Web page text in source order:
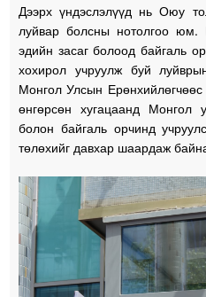
Дээрх үндэслэлүүд нь Оюу
луйвар болсны нотолгоо
эдийн засаг болоод байгаль
хохирол учруулж буй
Монгол Улсын
өнгөрсөн хугацаанд Монгол
болон байгаль орчинд
төлөхийг давхар шаардаж